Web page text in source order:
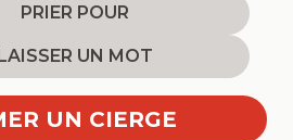
PRIER POUR
UN MOT
UN CIERGE